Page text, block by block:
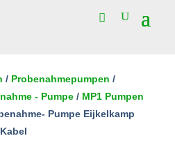
/ Probenahmepumpen /
- Pumpe/ MP1 Pumpen
Pumpe Eijkelkamp